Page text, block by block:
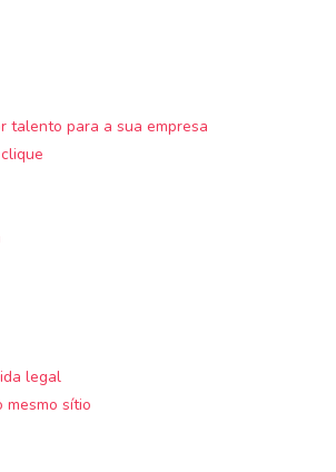
talento para a sua empresa
legal
sítio